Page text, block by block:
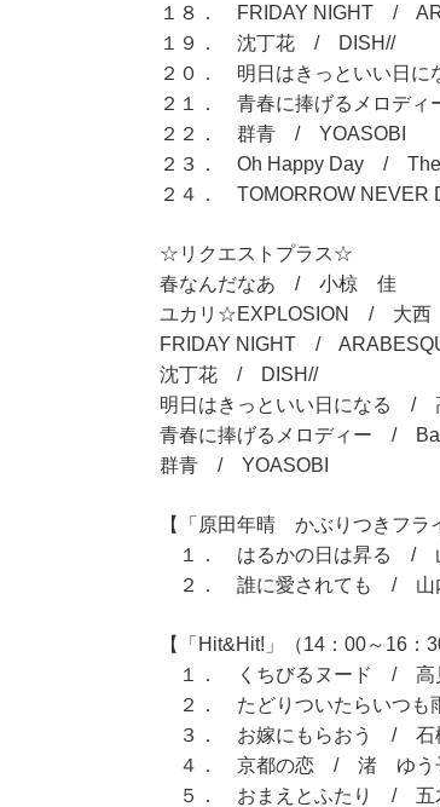
１８． FRIDAY NIGHT /
１９． 沈丁花 / DISH//
２０． 明日はきっといい
２１． 青春に捧げるメロデ
２２． 群青 / YOASOBI
２３． Oh Happy Day / The
２４． TOMORROW
☆リクエストプラス☆
春なんだなあ / 小椋 佳
ユカリ☆EXPLOSION / 大西
FRIDAY NIGHT /
沈丁花 / DISH//
明日はきっといい日になる /
青春に捧げるメロディー /
群青 / YOASOBI
【「原田年晴 かぶりつきフラ
１． はるかの日は昇る /
２． 誰に愛されても / 山
【「Hit&Hit!」（14：00～16：
１． くちびるヌード / 高
２． たどりついたらいつ
３． お嫁にもらおう / 石
４． 京都の恋 / 渚 ゆう
５． おまえとふたり / 五